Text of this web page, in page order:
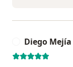
Diego Mejía